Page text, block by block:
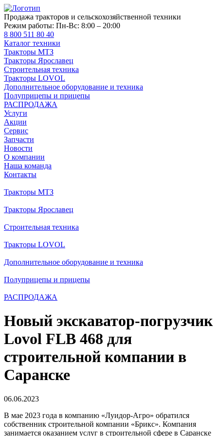
Продажа тракторов и сельскохозяйственной техники
Режим работы: Пн-Вс: 8:00 – 20:00
8 800 511 80 40
Каталог техники
Тракторы МТЗ
Тракторы Ярославец
Строительная техника
Тракторы LOVOL
Дополнительное оборудование и техника
Полуприцепы и прицепы
РАСПРОДАЖА
Услуги
Акции
Сервис
Запчасти
Новости
О компании
Наша команда
Контакты
Тракторы МТЗ
Тракторы Ярославец
Строительная техника
Тракторы LOVOL
Дополнительное оборудование и техника
Полуприцепы и прицепы
РАСПРОДАЖА
Новый экскаватор-погрузчик
Lovol FLB 468 для
строительной компании в
Саранске
06.06.2023
В мае 2023 года в компанию «Луидор-Агро» обратился
собственник строительной компании «Брикс». Компания
занимается оказанием услуг в строительной сфере в Саранске